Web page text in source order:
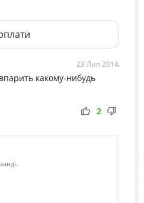
23 Лип 2014
какому-нибудь
thumb_up thumb_down
2